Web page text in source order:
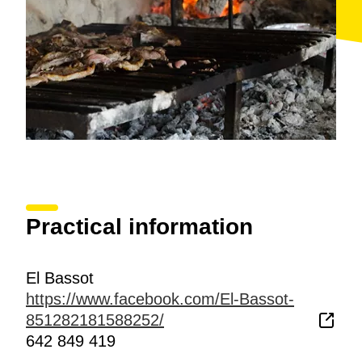
Practical information
El Bassot
https://www.facebook.com/El-Bassot-
851282181588252/
642 849 419